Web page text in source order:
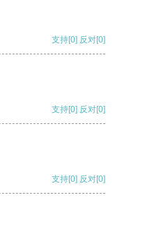
支持[0] 反对[0]
支持[0] 反对[0]
支持[0] 反对[0]